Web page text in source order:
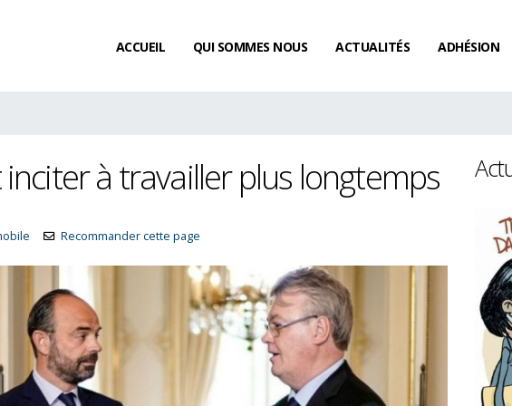
ACCUEIL QUI SOMMES NOUS ACTUALITÉS ADHÉSION
à travailler plus longtemps
Recommander cette page
Existe-t-il un délai de